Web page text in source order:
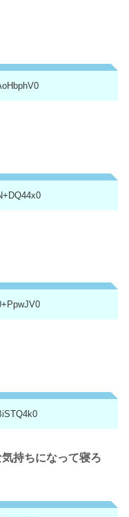
持ちになって寝ろ